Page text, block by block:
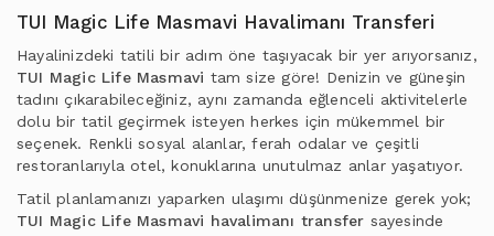
TUI Magic Life Masmavi Havalimanı Transferi
Hayalinizdeki tatili bir adım öne taşıyacak bir yer arıyorsanız,
TUI Magic Life Masmavi tam size göre! Denizin ve güneşin
tadını çıkarabileceğiniz, aynı zamanda eğlenceli aktivitelerle
dolu bir tatil geçirmek isteyen herkes için mükemmel bir
seçenek. Renkli sosyal alanlar, ferah odalar ve çeşitli
restoranlarıyla otel, konuklarına unutulmaz anlar yaşatıyor.
Tatil planlamanızı yaparken ulaşımı düşünmenize gerek yok;
TUI Magic Life Masmavi havalimanı transfer sayesinde